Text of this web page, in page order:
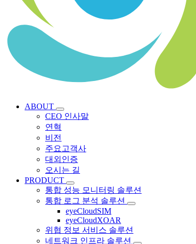
ABOUT
CEO 인사말
연혁
비전
주요고객사
대외인증
오시는 길
PRODUCT
통합 성능 모니터링 솔루션
통합 로그 분석 솔루션
eyeCloudSIM
eyeCloudXOAR
위협 정보 서비스 솔루션
네트워크 인프라 솔루션